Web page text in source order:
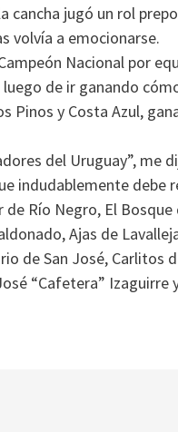
cancha jugó un rol
volvía a emocionarse.
Nacional por
de ir ganando
Pinos y Costa Azul,
del Uruguay”, me
indudablemente debe
Río Negro, El
Ajas de
de San José, Carlitos
“Cafetera” Izaguirre